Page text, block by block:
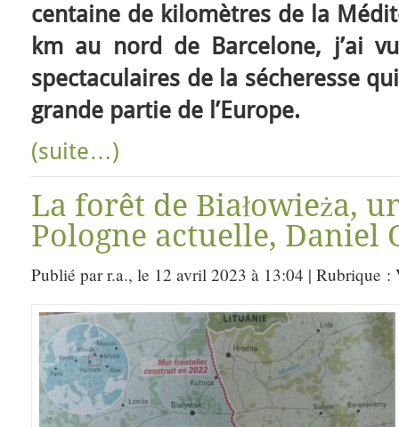
centaine de kilomètres de la
km au nord de Barcelone, j’ai
spectaculaires de la sécheresse
grande partie de l’Europe.
(suite…)
La forêt de Białowieża,
Pologne actuelle, Daniel
Publié par r.a., le 12 avril 2023 à 13:04 | Rubrique :